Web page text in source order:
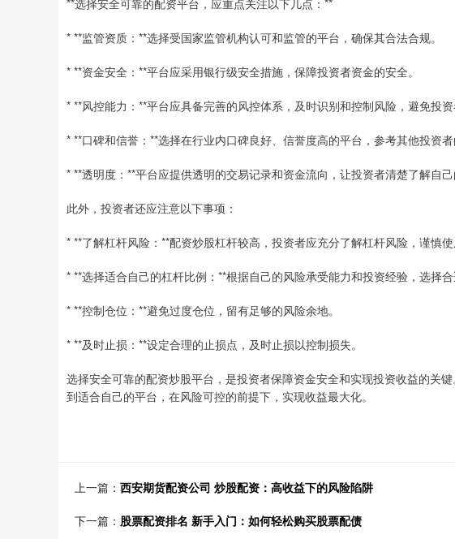
* **监管资质：**选择受国家监管机构认可和监管的平台，确保其合法合规。
* **资金安全：**平台应采用银行级安全措施，保障投资者资金的安全。
* **风控能力：**平台应具备完善的风控体系，及时识别和控制风险，避免投资
* **口碑和信誉：**选择在行业内口碑良好、信誉度高的平台，参考其他投资者
* **透明度：**平台应提供透明的交易记录和资金流向，让投资者清楚了解自己
此外，投资者还应注意以下事项：
* **了解杠杆风险：**配资炒股杠杆较高，投资者应充分了解杠杆风险，谨慎使
* **选择适合自己的杠杆比例：**根据自己的风险承受能力和投资经验，选择合
* **控制仓位：**避免过度仓位，留有足够的风险余地。
* **及时止损：**设定合理的止损点，及时止损以控制损失。
选择安全可靠的配资炒股平台，是投资者保障资金安全和实现投资收益的关
到适合自己的平台，在风险可控的前提下，实现收益最大化。
上一篇： 西安期货配资公司 炒股配资：高收益下的风险陷阱
下一篇： 股票配资排名 新手入门：如何轻松购买股票配债